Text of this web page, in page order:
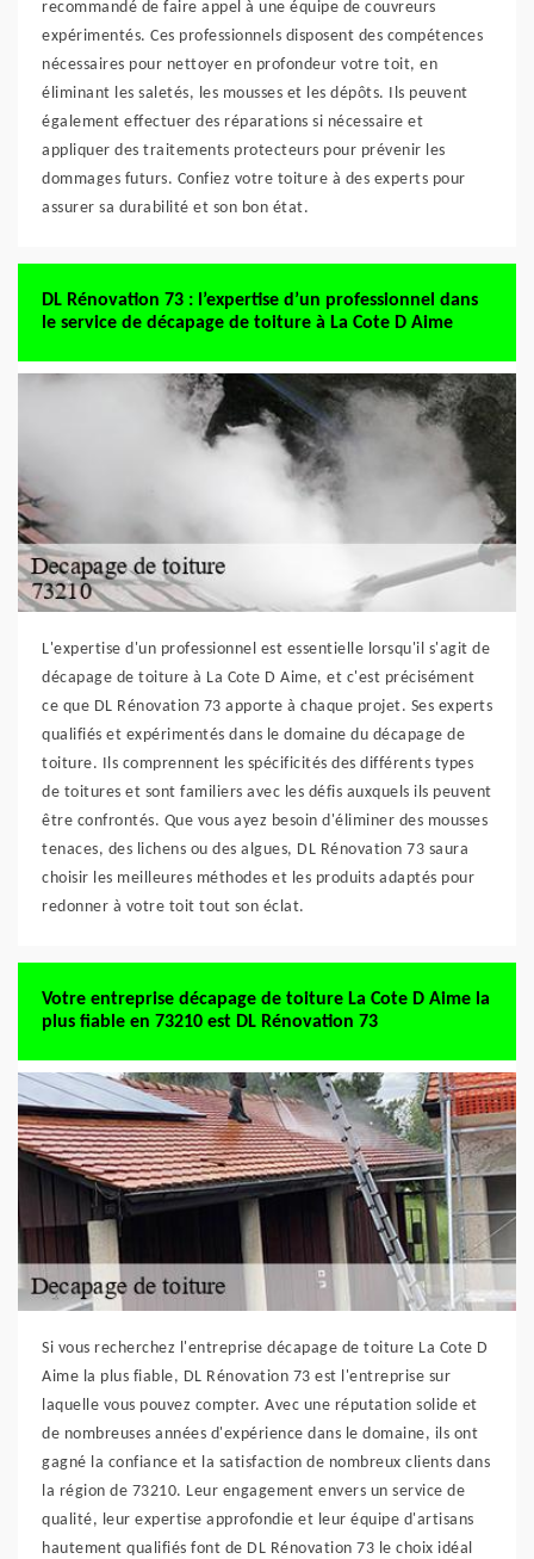
recommandé de faire appel à une équipe de couvreurs
expérimentés. Ces professionnels disposent des compétences
nécessaires pour nettoyer en profondeur votre toit, en
éliminant les saletés, les mousses et les dépôts. Ils peuvent
également effectuer des réparations si nécessaire et
appliquer des traitements protecteurs pour prévenir les
dommages futurs. Confiez votre toiture à des experts pour
assurer sa durabilité et son bon état.
DL Rénovation 73 : l’expertise d’un professionnel dans
le service de décapage de toiture à La Cote D Aime
L'expertise d'un professionnel est essentielle lorsqu'il s'agit de
décapage de toiture à La Cote D Aime, et c'est précisément
ce que DL Rénovation 73 apporte à chaque projet. Ses experts
qualifiés et expérimentés dans le domaine du décapage de
toiture. Ils comprennent les spécificités des différents types
de toitures et sont familiers avec les défis auxquels ils peuvent
être confrontés. Que vous ayez besoin d'éliminer des mousses
tenaces, des lichens ou des algues, DL Rénovation 73 saura
choisir les meilleures méthodes et les produits adaptés pour
redonner à votre toit tout son éclat.
Votre entreprise décapage de toiture La Cote D Aime la
plus fiable en 73210 est DL Rénovation 73
Si vous recherchez l'entreprise décapage de toiture La Cote D
Aime la plus fiable, DL Rénovation 73 est l'entreprise sur
laquelle vous pouvez compter. Avec une réputation solide et
de nombreuses années d'expérience dans le domaine, ils ont
gagné la confiance et la satisfaction de nombreux clients dans
la région de 73210. Leur engagement envers un service de
qualité, leur expertise approfondie et leur équipe d'artisans
hautement qualifiés font de DL Rénovation 73 le choix idéal